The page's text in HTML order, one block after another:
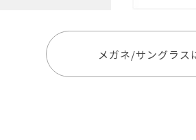
メガネ/サングラス